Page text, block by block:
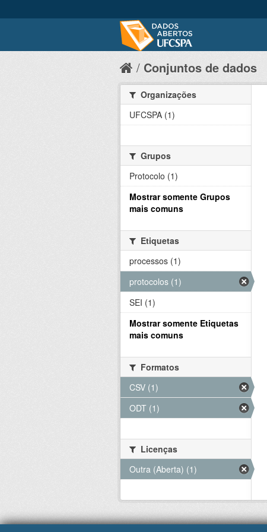
Conjuntos de dados
Organizações
UFCSPA (1)
Grupos
Protocolo (1)
Mostrar somente Grupos
mais comuns
Etiquetas
processos (1)
protocolos (1)
SEI (1)
Mostrar somente Etiquetas
mais comuns
Formatos
CSV (1)
ODT (1)
Licenças
Outra (Aberta) (1)